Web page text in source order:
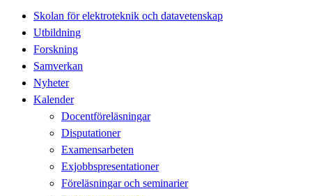
Skolan för elektroteknik och datavetenskap
Utbildning
Forskning
Samverkan
Nyheter
Kalender
Docentföreläsningar
Disputationer
Examensarbeten
Exjobbspresentationer
Föreläsningar och seminarier